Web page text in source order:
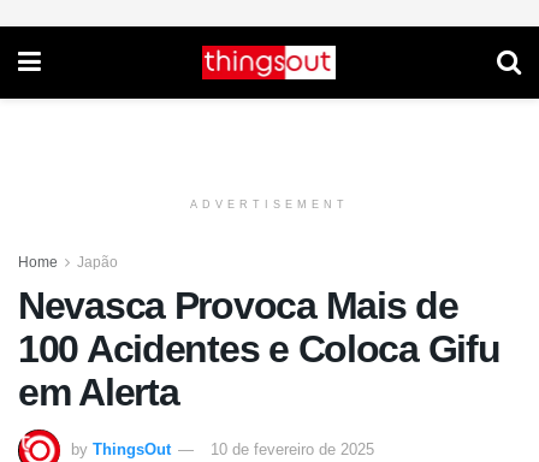
ADVERTISEMENT
Home Japão
Nevasca Provoca Mais de
100 Acidentes e Coloca Gifu
em Alerta
by ThingsOut 10 de fevereiro de 2025